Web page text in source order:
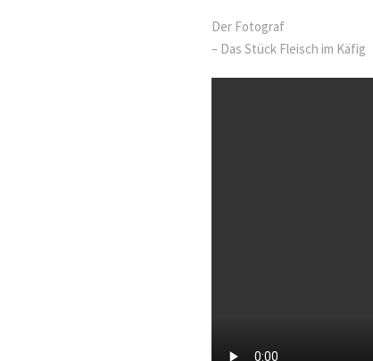
Der Fotograf
– Das Stück Fleisch im Käfig